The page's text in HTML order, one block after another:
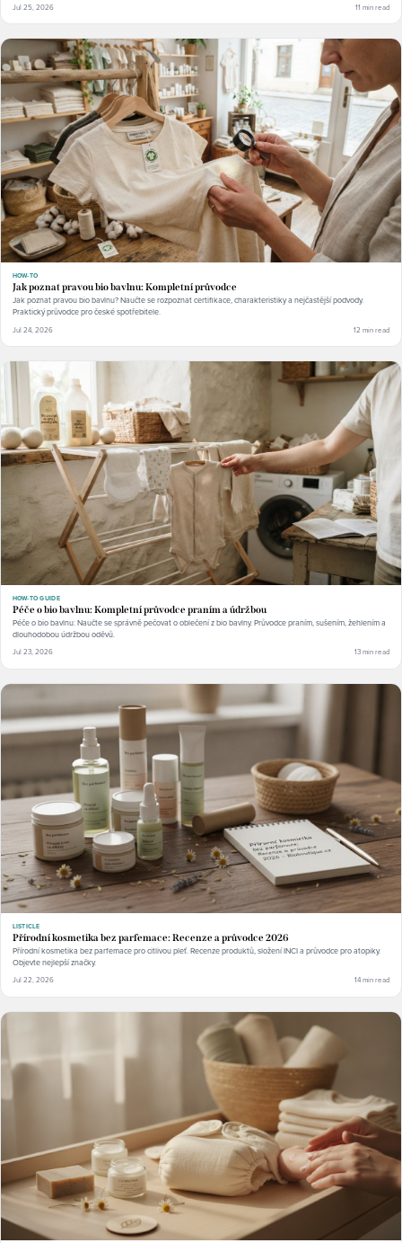
Jul 25, 2026 11 min read
HOW-TO
Jak poznat pravou bio bavlnu: Kompletní průvodce
Jak poznat pravou bio bavlnu? Naučte se rozpoznat certifikace, charakteristiky a nejčastější podvody.
Praktický průvodce pro české spotřebitele.
Jul 24, 2026 12 min read
HOW-TO GUIDE
Péče o bio bavlnu: Kompletní průvodce praním a údržbou
Péče o bio bavlnu: Naučte se správně pečovat o oblečení z bio bavlny. Průvodce praním, sušením, žehlením a
dlouhodobou údržbou oděvů.
Jul 23, 2026 13 min read
LISTICLE
Přírodní kosmetika bez parfemace: Recenze a průvodce 2026
Přírodní kosmetika bez parfemace pro citlivou pleť. Recenze produktů, složení INCI a průvodce pro atopiky.
Objevte nejlepší značky.
Jul 22, 2026 14 min read